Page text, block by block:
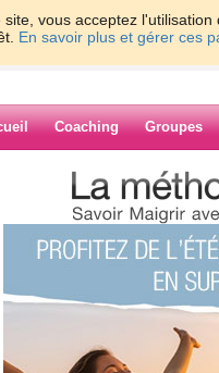
vous acceptez
En savoir plus et gérer ces
Coaching Groupes
>
de
21 - 30 31 - 40 41 - 50
51 -